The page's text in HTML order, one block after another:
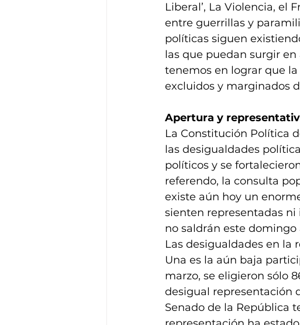
Liberal’, La Violencia, el
entre guerrillas y
políticas siguen
las que puedan surgir
tenemos en lograr que
excluidos y marginados
Apertura y
La Constitución Política
las desigualdades
políticos y se
referendo, la consulta
existe aún hoy un
sienten representadas
no saldrán este domingo
Las desigualdades en la
Una es la aún baja
marzo, se eligieron sólo
desigual representación
Senado de la República